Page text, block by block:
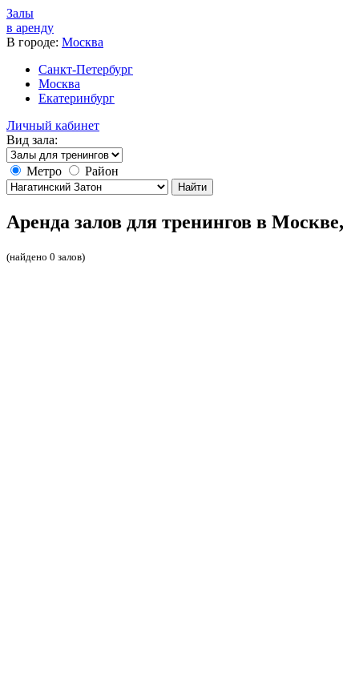
Залы
в аренду
В городе: Москва
Санкт-Петербург
Москва
Екатеринбург
Личный кабинет
Вид зала:
Метро Район
Найти
Аренда залов для тренингов в Москве,
(найдено 0 залов)